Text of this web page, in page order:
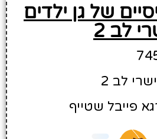
של גן ילדים
לב 2
לב 2
פייבל שטייף